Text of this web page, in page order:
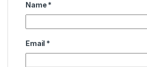
Name *
Email *